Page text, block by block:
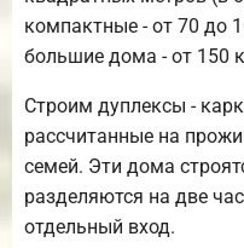
компактные - от 70 до
большие дома - от 150
Строим дуплексы -
рассчитанные на
семей. Эти дома
разделяются на две
отдельный вход.